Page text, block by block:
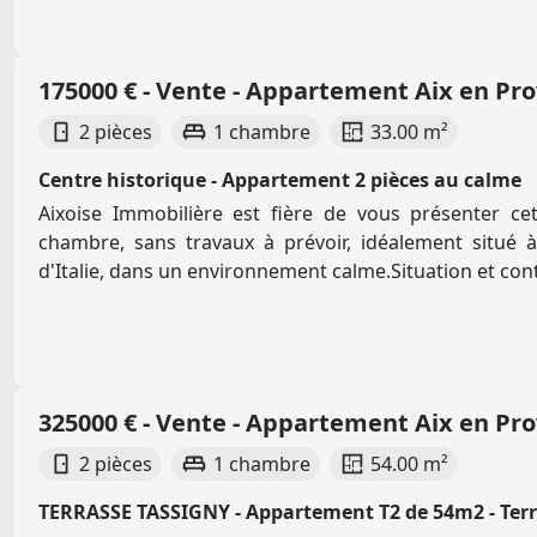
175000 € - Vente - Appartement Aix en
2 pièces 1 chambre
33.00 m²
Centre historique - Appartement 2 pièces au calme
Aixoise Immobilière est fière de vous présenter
chambre, sans travaux à prévoir, idéalement situé
d'Italie, dans un environnement calme.Situation et
325000 € - Vente - Appartement Aix en
2 pièces 1 chambre
54.00 m²
TERRASSE TASSIGNY - Appartement T2 de 54m2 -